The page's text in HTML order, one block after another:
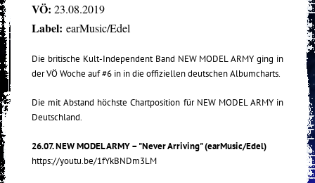
VÖ: 23.08.2019
Label: earMusic/Edel
Die britische Kult-Independent Band NEW MODEL ARMY ging in
der VÖ Woche auf #6 in in die offiziellen deutschen Albumcharts.
Die mit Abstand höchste Chartposition für NEW MODEL ARMY in
Deutschland.
26.07. NEW MODEL ARMY – "Never Arriving" (earMusic/Edel)
https://youtu.be/1fYkBNDm3LM